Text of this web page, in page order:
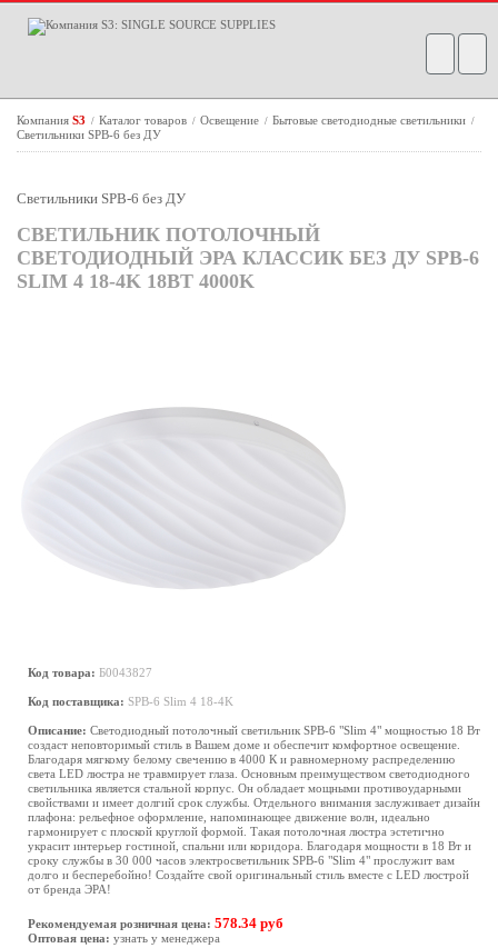
Компания S3 / Каталог товаров / Освещение / Бытовые светодиодные светильники /
Светильники SPB-6 без ДУ
Светильники SPB-6 без ДУ
СВЕТИЛЬНИК ПОТОЛОЧНЫЙ
СВЕТОДИОДНЫЙ ЭРА КЛАССИК БЕЗ ДУ SPB-6
SLIM 4 18-4K 18ВТ 4000K
Код товара: Б0043827
Код поставщика: SPB-6 Slim 4 18-4K
Описание: Светодиодный потолочный светильник SPB-6 "Slim 4" мощностью 18 Вт
создаст неповторимый стиль в Вашем доме и обеспечит комфортное освещение.
Благодаря мягкому белому свечению в 4000 К и равномерному распределению
света LED люстра не травмирует глаза. Основным преимуществом светодиодного
светильника является стальной корпус. Он обладает мощными противоударными
свойствами и имеет долгий срок службы. Отдельного внимания заслуживает дизайн
плафона: рельефное оформление, напоминающее движение волн, идеально
гармонирует с плоской круглой формой. Такая потолочная люстра эстетично
украсит интерьер гостиной, спальни или коридора. Благодаря мощности в 18 Вт и
сроку службы в 30 000 часов электросветильник SPB-6 "Slim 4" прослужит вам
долго и бесперебойно! Создайте свой оригинальный стиль вместе с LED люстрой
от бренда ЭРА!
Рекомендуемая розничная цена: 578.34 руб
Оптовая цена: узнать у менеджера